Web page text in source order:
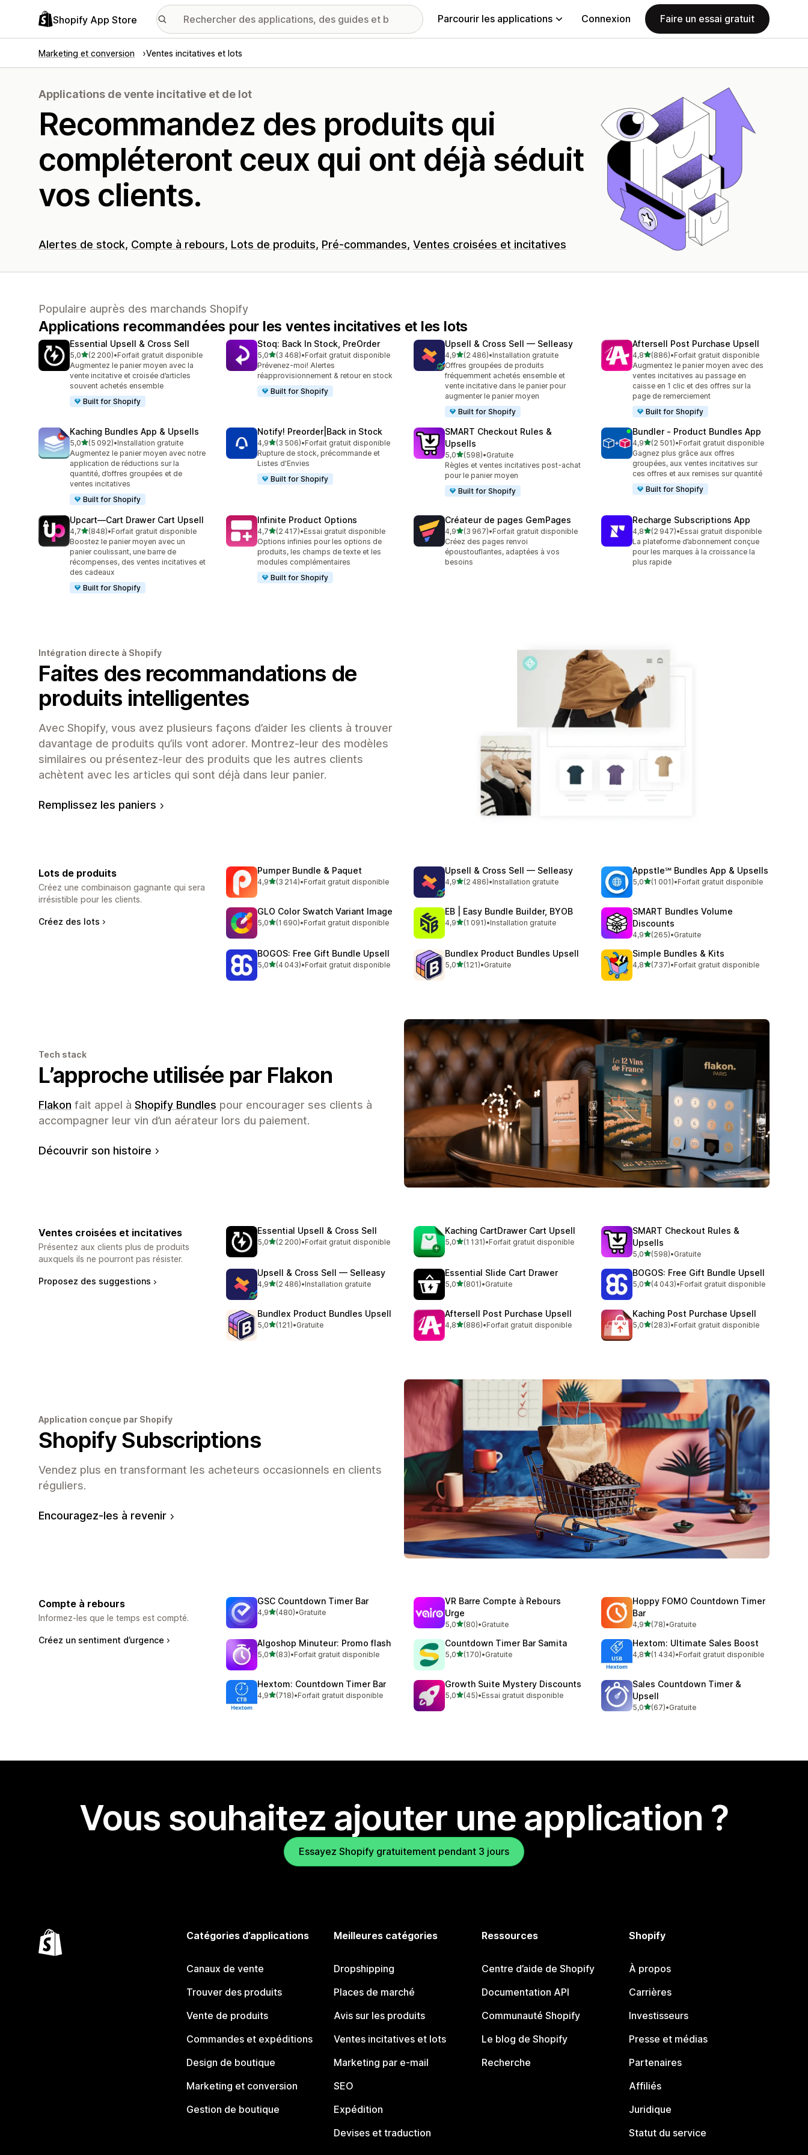
Shopify App Store Parcourir les applications Connexion Faire un essai gratuit
Marketing et conversion Ventes incitatives et lots
Applications de vente incitative et de lot
Recommandez des produits qui
compléteront ceux qui ont déjà séduit
vos clients.
Alertes de stock Compte à rebours Lots de produits Pré-commandes Ventes croisées et incitatives
Populaire auprès des marchands Shopify
Applications recommandées pour les ventes incitatives et les lots
Essential Upsell & Cross Sell
5,0étoile(s) sur 5
(2 200)
2200 avis au total
•Forfait gratuit disponible
Augmentez le panier moyen avec la
vente incitative et croisée d’articles
souvent achetés ensemble
Built for Shopify
Stoq: Back In Stock, PreOrder
5,0étoile(s) sur 5
(3 468)
3468 avis au total
•Forfait gratuit disponible
Prévenez-moi! Alertes
réapprovisionnement & retour en stock
Built for Shopify
Upsell & Cross Sell — Selleasy
4,9étoile(s) sur 5
(2 486)
2486 avis au total
•Installation gratuite
Offres groupées de produits
fréquemment achetés ensemble et
vente incitative dans le panier pour
augmenter le panier moyen
Built for Shopify
Aftersell Post Purchase Upsell
4,8étoile(s) sur 5
(886)
886 avis au total
•Forfait gratuit disponible
Augmentez le panier moyen avec des
ventes incitatives au passage en
caisse en 1 clic et des offres sur la
page de remerciement
Built for Shopify
Kaching Bundles App & Upsells
5,0étoile(s) sur 5
(5 092)
5092 avis au total
•Installation gratuite
Augmentez le panier moyen avec notre
application de réductions sur la
quantité, d’offres groupées et de
ventes incitatives
Built for Shopify
Notify! Preorder|Back in Stock
4,9étoile(s) sur 5
(3 506)
3506 avis au total
•Forfait gratuit disponible
Rupture de stock, précommande et
Listes d'Envies
Built for Shopify
SMART Checkout Rules &
Upsells
5,0étoile(s) sur 5
(598)
598 avis au total
•Gratuite
Règles et ventes incitatives post-achat
pour le panier moyen
Built for Shopify
Bundler ‑ Product Bundles App
4,9étoile(s) sur 5
(2 501)
2501 avis au total
•Forfait gratuit disponible
Gagnez plus grâce aux offres
groupées, aux ventes incitatives sur
ces offres et aux remises sur quantité
Built for Shopify
Upcart—Cart Drawer Cart Upsell
4,7étoile(s) sur 5
(848)
848 avis au total
•Forfait gratuit disponible
Boostez le panier moyen avec un
panier coulissant, une barre de
récompenses, des ventes incitatives et
des cadeaux
Built for Shopify
Infinite Product Options
4,7étoile(s) sur 5
(2 417)
2417 avis au total
•Essai gratuit disponible
Options infinies pour les options de
produits, les champs de texte et les
modules complémentaires
Built for Shopify
Créateur de pages GemPages
4,9étoile(s) sur 5
(3 967)
3967 avis au total
•Forfait gratuit disponible
Créez des pages renvoi
époustouflantes, adaptées à vos
besoins
Recharge Subscriptions App
4,8étoile(s) sur 5
(2 947)
2947 avis au total
•Essai gratuit disponible
La plateforme d’abonnement conçue
pour les marques à la croissance la
plus rapide
Intégration directe à Shopify
Faites des recommandations de
produits intelligentes
Avec Shopify, vous avez plusieurs façons d’aider les clients à trouver
davantage de produits qu’ils vont adorer. Montrez-leur des modèles
similaires ou présentez-leur des produits que les autres clients
achètent avec les articles qui sont déjà dans leur panier.
Remplissez les paniers
Lots de produits
Créez une combinaison gagnante qui sera
irrésistible pour les clients.
Créez des lots
Pumper Bundle & Paquet
4,9étoile(s) sur 5
(3 214)
3214 avis au total
•Forfait gratuit disponible
Upsell & Cross Sell — Selleasy
4,9étoile(s) sur 5
(2 486)
2486 avis au total
•Installation gratuite
Appstle℠ Bundles App & Upsells
5,0étoile(s) sur 5
(1 001)
1001 avis au total
•Forfait gratuit disponible
GLO Color Swatch Variant Image
5,0étoile(s) sur 5
(1 690)
1690 avis au total
•Forfait gratuit disponible
EB | Easy Bundle Builder, BYOB
4,9étoile(s) sur 5
(1 091)
1091 avis au total
•Installation gratuite
SMART Bundles Volume
Discounts
4,9étoile(s) sur 5
(265)
265 avis au total
•Gratuite
BOGOS: Free Gift Bundle Upsell
5,0étoile(s) sur 5
(4 043)
4043 avis au total
•Forfait gratuit disponible
Bundlex Product Bundles Upsell
5,0étoile(s) sur 5
(121)
121 avis au total
•Gratuite
Simple Bundles & Kits
4,8étoile(s) sur 5
(737)
737 avis au total
•Forfait gratuit disponible
Tech stack
L’approche utilisée par Flakon
Flakon fait appel à Shopify Bundles pour encourager ses clients à
accompagner leur vin d’un aérateur lors du paiement.
Découvrir son histoire
Ventes croisées et incitatives
Présentez aux clients plus de produits
auxquels ils ne pourront pas résister.
Proposez des suggestions
Essential Upsell & Cross Sell
5,0étoile(s) sur 5
(2 200)
2200 avis au total
•Forfait gratuit disponible
Kaching CartDrawer Cart Upsell
5,0étoile(s) sur 5
(1 131)
1131 avis au total
•Forfait gratuit disponible
SMART Checkout Rules &
Upsells
5,0étoile(s) sur 5
(598)
598 avis au total
•Gratuite
Upsell & Cross Sell — Selleasy
4,9étoile(s) sur 5
(2 486)
2486 avis au total
•Installation gratuite
Essential Slide Cart Drawer
5,0étoile(s) sur 5
(801)
801 avis au total
•Gratuite
BOGOS: Free Gift Bundle Upsell
5,0étoile(s) sur 5
(4 043)
4043 avis au total
•Forfait gratuit disponible
Bundlex Product Bundles Upsell
5,0étoile(s) sur 5
(121)
121 avis au total
•Gratuite
Aftersell Post Purchase Upsell
4,8étoile(s) sur 5
(886)
886 avis au total
•Forfait gratuit disponible
Kaching Post Purchase Upsell
5,0étoile(s) sur 5
(283)
283 avis au total
•Forfait gratuit disponible
Application conçue par Shopify
Shopify Subscriptions
Vendez plus en transformant les acheteurs occasionnels en clients
réguliers.
Encouragez-les à revenir
Compte à rebours
Informez-les que le temps est compté.
Créez un sentiment d’urgence
GSC Countdown Timer Bar
4,9étoile(s) sur 5
(480)
480 avis au total
•Gratuite
VR Barre Compte à Rebours
Urge
5,0étoile(s) sur 5
(80)
80 avis au total
•Gratuite
Hoppy FOMO Countdown Timer
Bar
4,9étoile(s) sur 5
(78)
78 avis au total
•Gratuite
Algoshop Minuteur: Promo flash
5,0étoile(s) sur 5
(83)
83 avis au total
•Forfait gratuit disponible
Countdown Timer Bar Samita
5,0étoile(s) sur 5
(170)
170 avis au total
•Gratuite
Hextom: Ultimate Sales Boost
4,8étoile(s) sur 5
(1 434)
1434 avis au total
•Forfait gratuit disponible
Hextom: Countdown Timer Bar
4,9étoile(s) sur 5
(718)
718 avis au total
•Forfait gratuit disponible
Growth Suite Mystery Discounts
5,0étoile(s) sur 5
(45)
45 avis au total
•Essai gratuit disponible
Sales Countdown Timer &
Upsell
5,0étoile(s) sur 5
(67)
67 avis au total
•Gratuite
Vous souhaitez ajouter une application ?
Essayez Shopify gratuitement pendant 3 jours
Catégories d’applications
Canaux de vente
Trouver des produits
Vente de produits
Commandes et expéditions
Design de boutique
Marketing et conversion
Gestion de boutique
Meilleures catégories
Dropshipping
Places de marché
Avis sur les produits
Ventes incitatives et lots
Marketing par e-mail
SEO
Expédition
Devises et traduction
Ressources
Centre d’aide de Shopify
Documentation API
Communauté Shopify
Le blog de Shopify
Recherche
Shopify
À propos
Carrières
Investisseurs
Presse et médias
Partenaires
Affiliés
Juridique
Statut du service